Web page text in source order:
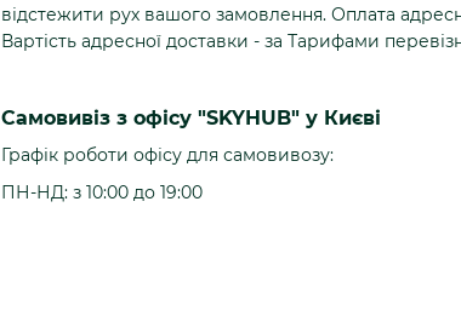
відстежити рух вашого замовлення. Оплата
Вартість адресної доставки - за Тарифами
Самовивіз з офісу "SKYHUB" у Києві
Графік роботи офісу для самовивозу:
ПН-НД: з 10:00 до 19:00